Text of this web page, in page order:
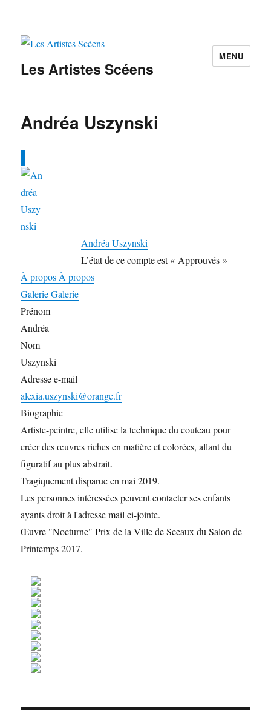
Les Artistes Scéens
MENU
Andréa Uszynski
Andréa Uszynski
L’état de ce compte est « Approuvés »
À propos À propos
Galerie Galerie
Prénom
Andréa
Nom
Uszynski
Adresse e-mail
alexia.uszynski@orange.fr
Biographie
Artiste-peintre, elle utilise la technique du couteau pour
créer des œuvres riches en matière et colorées, allant du
figuratif au plus abstrait.
Tragiquement disparue en mai 2019.
Les personnes intéressées peuvent contacter ses enfants
ayants droit à l'adresse mail ci-jointe.
Œuvre "Nocturne" Prix de la Ville de Sceaux du Salon de
Printemps 2017.